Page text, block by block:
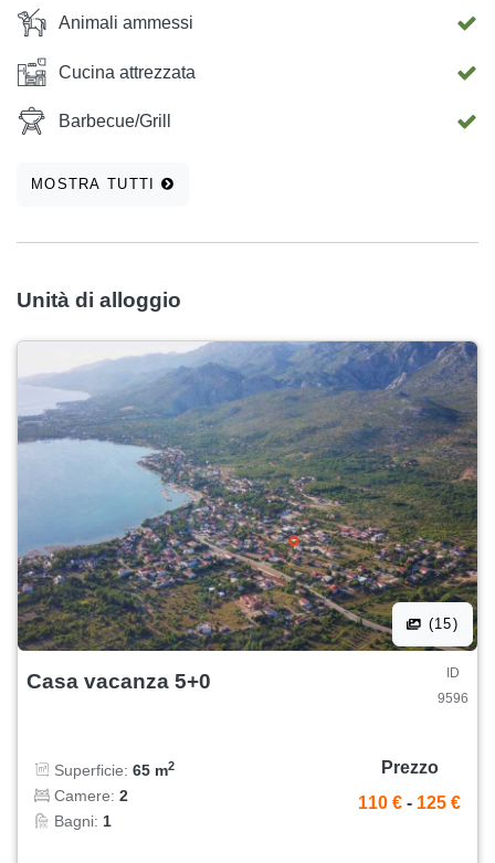
Animali ammessi
Cucina attrezzata
Barbecue/Grill
MOSTRA TUTTI
Unità di alloggio
(15)
Casa vacanza 5+0
ID
9596
Superficie: 65 m2
Camere: 2
Bagni: 1
Prezzo
110 € - 125 €